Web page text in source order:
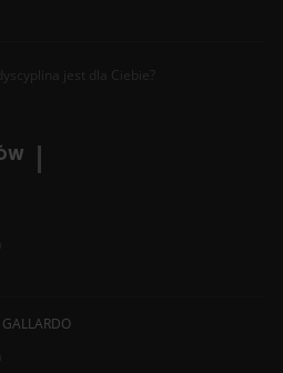
jest dla Ciebie?